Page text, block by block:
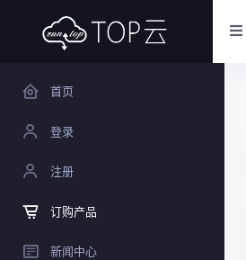
首页
登录
注册
订购产品
新闻中心